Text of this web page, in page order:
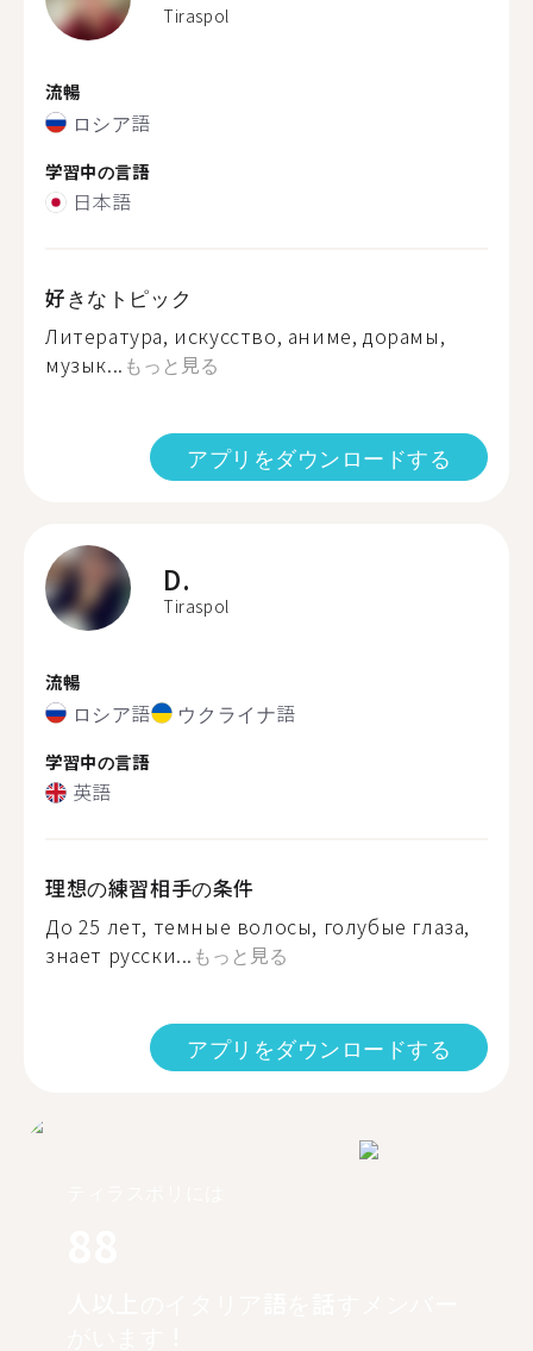
Tiraspol
流暢
ロシア語
学習中の言語
日本語
好きなトピック
Литература, искусство, аниме, дорамы,
музык... もっと見る
アプリをダウンロードする
D.
Tiraspol
流暢
ロシア語 ウクライナ語
学習中の言語
英語
理想の練習相手の条件
До 25 лет, темные волосы, голубые глаза,
знает русски... もっと見る
アプリをダウンロードする